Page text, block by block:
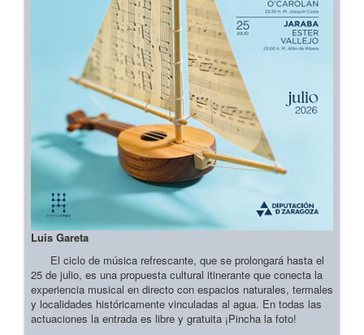
Luis Gareta
El ciclo de música refrescante, que se prolongará hasta el
25 de julio, es una propuesta cultural itinerante que conecta la
experiencia musical en directo con espacios naturales, termales
y localidades históricamente vinculadas al agua. En todas las
actuaciones la entrada es libre y gratuita ¡Pincha la foto!